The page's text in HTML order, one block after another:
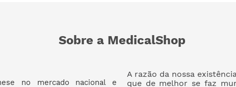
Sobre a MedicalShop
no mercado nacional e
A razão da nossa
que de melhor se faz